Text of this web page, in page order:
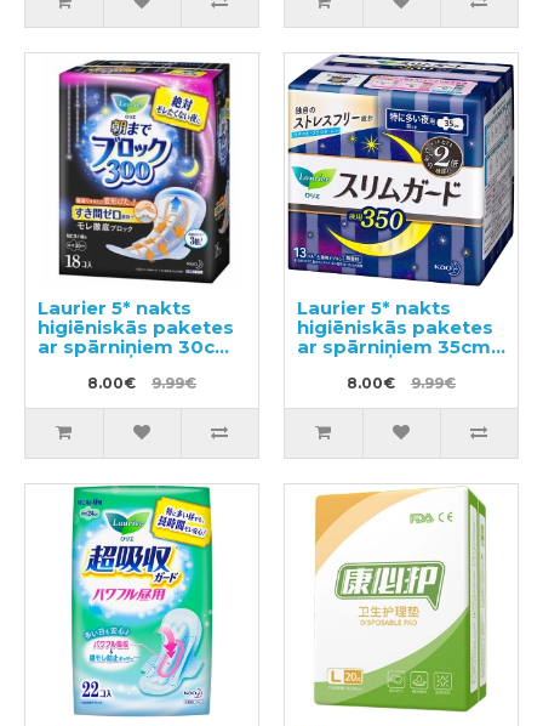
Laurier 5* nakts
higiēniskās paketes
ar spārniņiem 30cm
8.00€ 9.99€
Laurier 5* nakts
higiēniskās paketes
ar spārniņiem 35cm
8.00€ 9.99€